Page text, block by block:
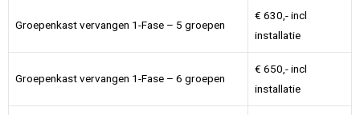
Groepenkast vervangen 1-Fase – 5 groepen
€ 630,- incl
installatie
Groepenkast vervangen 1-Fase – 6 groepen
€ 650,- incl
installatie